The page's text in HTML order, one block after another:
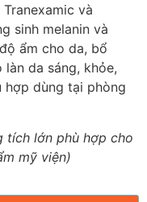
và
sinh melanin và
ẩm cho da, bổ
da sáng, khỏe,
hợp dùng tại phòng
tích lớn phù hợp cho
mỹ viện)